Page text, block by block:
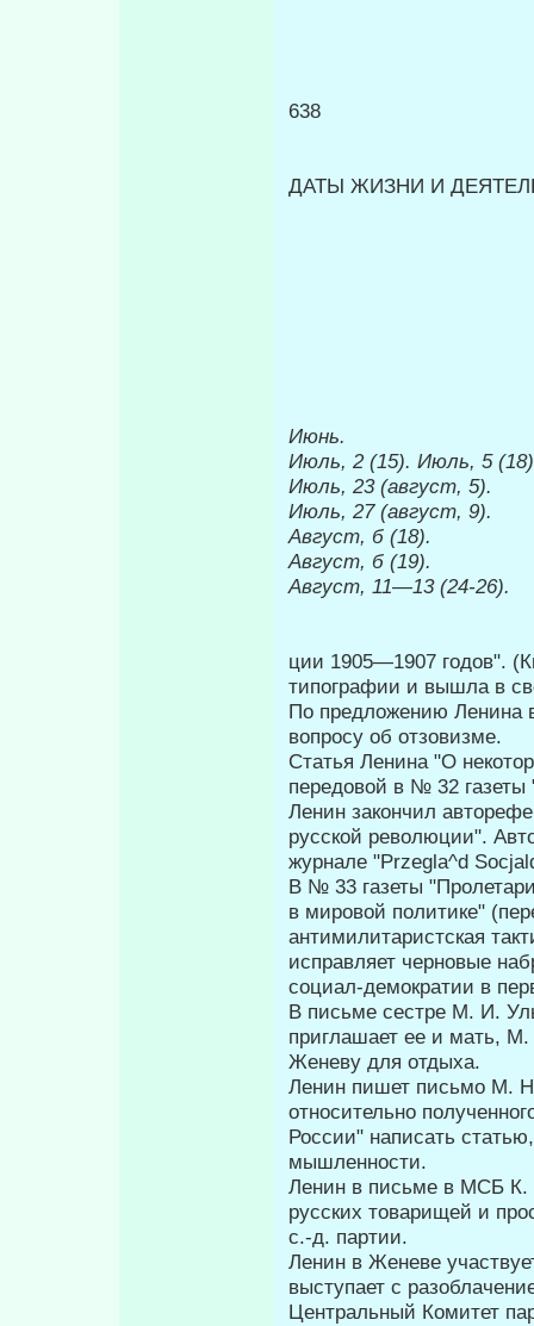
638
ДАТЫ ЖИЗНИ И
Июнь.
Июль, 2 (15). Июль, 5
Июль, 23 (август, 5).
Июль, 27 (август, 9).
Август, б (18).
Август, б (19).
Август, 11—13 (24-26).
ции 1905—1907 годов".
типографии и вышла в
По предложению Ленина
вопросу об отзовизме.
Статья Ленина "О
передовой в № 32 газеты
Ленин закончил
русской революции".
журнале "Przegla^d
В № 33 газеты
в мировой политике"
антимилитари­стская
исправляет черновые
социал-демократии в
В письме сестре М. И.
приглашает ее и мать,
Женеву для отдыха.
Ленин пишет письмо Μ.
относительно
России" написать
мышленности.
Ленин в письме в МСБ К.
русских товарищей и
с.-д. партии.
Ленин в Женеве
выступает с
Центральный Ко­митет